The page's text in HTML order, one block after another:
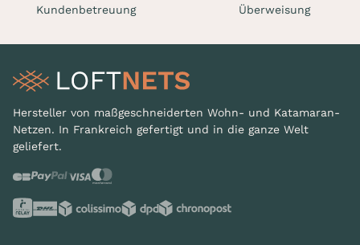
Kundenbetreuung
Überweisung
Hersteller von maßgeschneiderten Wohn- und Katamaran-
Netzen. In Frankreich gefertigt und in die ganze Welt
geliefert.